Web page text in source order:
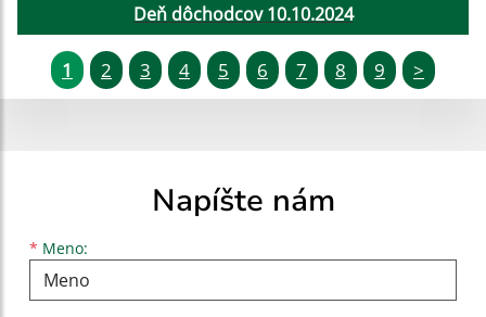
Deň dôchodcov 10.10.2024
1 2 3 4 5 6 7 8 9 >
Napíšte nám
* Meno:
Meno
Priezvisko
E-mailová adresa